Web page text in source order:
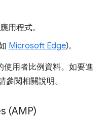
用程式。
Microsoft Edge)。
用者比例資料。如要進
參閱相關說明。
(AMP)